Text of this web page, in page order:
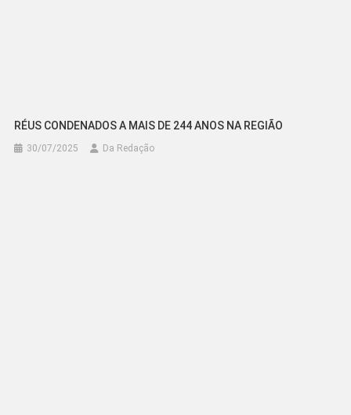
RÉUS CONDENADOS A MAIS DE 244 ANOS NA REGIÃO
30/07/2025 Da Redação